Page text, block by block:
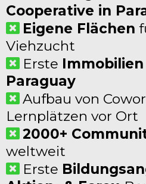
Cooperative in
Eigene Flächen
Viehzucht
Erste Immobilien
Paraguay
Aufbau von
Lernplätzen vor Ort
2000+
weltweit
Erste